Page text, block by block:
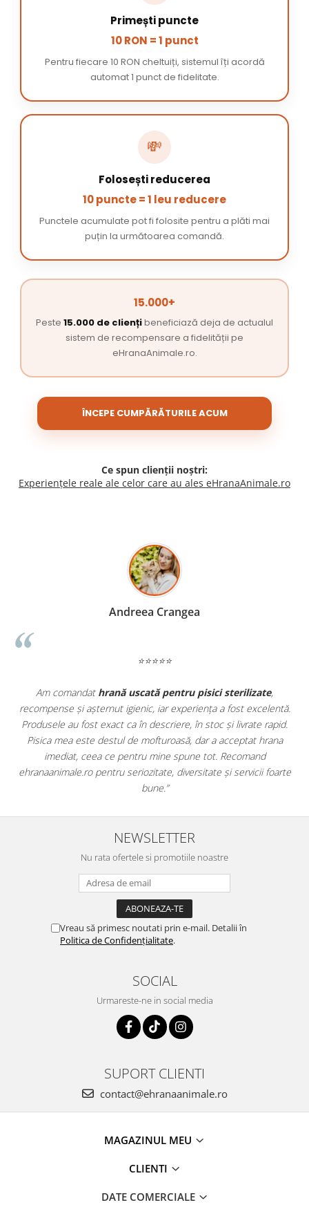
Primești puncte
10 RON = 1 punct
Pentru fiecare 10 RON cheltuiți, sistemul îți acordă
automat 1 punct de fidelitate.
💸
Folosești reducerea
10 puncte = 1 leu reducere
Punctele acumulate pot fi folosite pentru a plăti mai
puțin la următoarea comandă.
15.000+
Peste 15.000 de cliențibeneficiază deja de actualul
sistem de recompensare a fidelității pe
eHranaAnimale.ro.
ÎNCEPE CUMPĂRĂTURILE ACUM
Ce spun clienții noștri:
Experiențele reale ale celor care au ales eHranaAnimale.ro
Madalina Stancea
⭐⭐⭐⭐⭐
Apreciez foarte mult faptul că peehranaanimale.rogăsesc nu
doar hrană, ci și produse dinfarmacia veterinară:
antiparazitare, suplimente și soluții de îngrijire. Este foarte
comod să pot comanda tot ce am nevoie pentru animalul meu
dintr-un singur loc. Livrarea a fost rapidă, iar produsele au fost
originale și în termen. Magazin serios, bine organizat și foarte util
pentru orice stăpân de animale.
NEWSLETTER
Nu rata ofertele si promotiile noastre
Vreau să primesc noutati prin e-mail. Detalii în
Politica de Confidențialitate.
SOCIAL
Urmareste-ne in social media
SUPORT CLIENTI
contact@ehranaanimale.ro
MAGAZINUL MEU
CLIENTI
DATE COMERCIALE